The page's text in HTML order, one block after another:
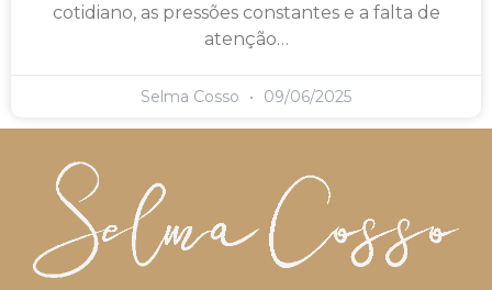
cotidiano, as pressões constantes e a falta de
atenção…
Selma Cosso 09/06/2025